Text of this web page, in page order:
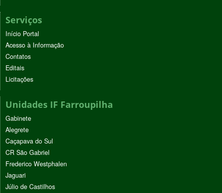
Serviços
Início Portal
Acesso à Informação
Contatos
Editais
Licitações
Unidades IF Farroupilha
Gabinete
Alegrete
Caçapava do Sul
CR São Gabriel
Frederico Westphalen
Jaguari
Júlio de Castilhos